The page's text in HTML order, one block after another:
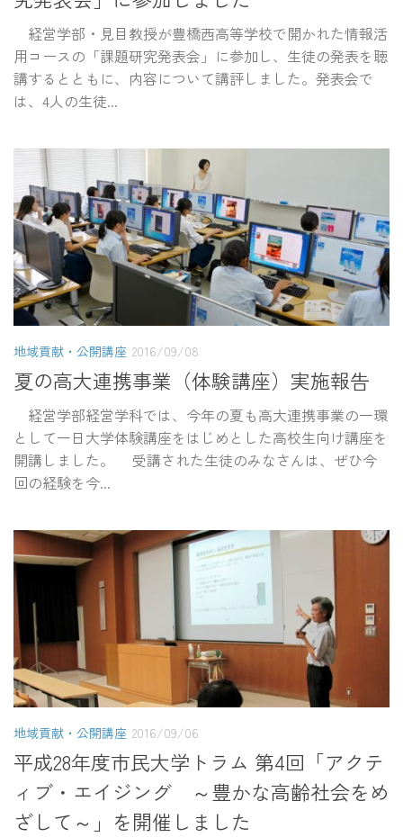
経営学部・見目教授が豊橋西高等学校で開かれた情報活
用コースの「課題研究発表会」に参加し、生徒の発表を聴
講するとともに、内容について講評しました。発表会で
は、4人の生徒...
地域貢献・公開講座 2016/09/08
夏の高大連携事業（体験講座）実施報告
経営学部経営学科では、今年の夏も高大連携事業の一環
として一日大学体験講座をはじめとした高校生向け講座を
開講しました。 受講された生徒のみなさんは、ぜひ今
回の経験を今...
地域貢献・公開講座 2016/09/06
平成28年度市民大学トラム 第4回「アクテ
ィブ・エイジング ～豊かな高齢社会をめ
ざして～」を開催しました